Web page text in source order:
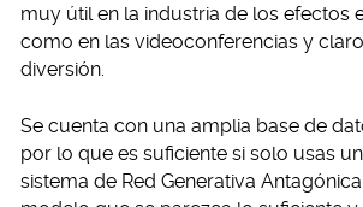
muy útil en la industria de los efectos
como en las videoconferencias y
diversión.
Se cuenta con una amplia base de
por lo que es suficiente si solo usas
sistema de Red Generativa